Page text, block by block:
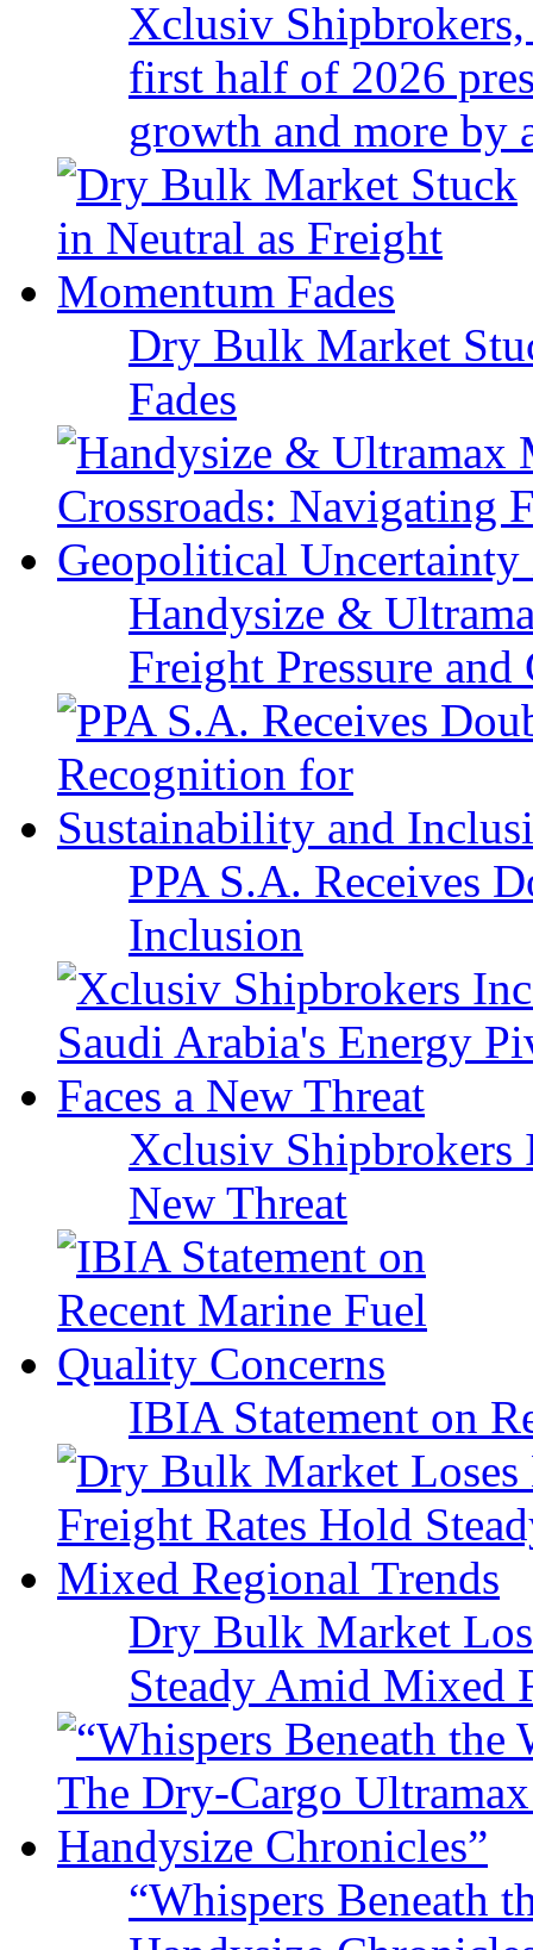
Xclusiv
first half of 2026
growth and more
Dry Bulk Market
Fades
Handysize &
Freight Pressure
PPA S.A. Receives
Inclusion
Xclusiv Shipbrokers
New Threat
IBIA Statement on
Dry Bulk Market
Steady Amid Mixed
“Whispers Beneath